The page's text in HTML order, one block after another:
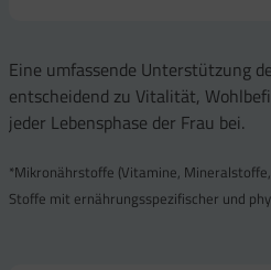
Eine umfassende Unterstützung
entscheidend zu Vitalität,
jeder Lebensphase der Frau bei.
*Mikronährstoffe (Vitamine,
Stoffe mit ernährungsspezifischer und